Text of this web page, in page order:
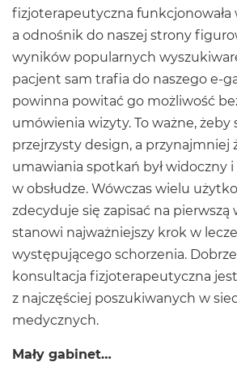
fizjoterapeutyczna funkcjonowała
a odnośnik do naszej strony
wyników popularnych
pacjent sam trafia do naszego e-
powinna powitać go możliwość
umówienia wizyty. To ważne, żeby
przejrzysty design, a przynajmniej
umawiania spotkań był widoczny
w obsłudze. Wówczas wielu
zdecyduje się zapisać na pierwszą
stanowi najważniejszy krok w
występującego schorzenia.
konsultacja fizjoterapeutyczna
z najczęściej poszukiwanych w
medycznych.
Mały gabinet…